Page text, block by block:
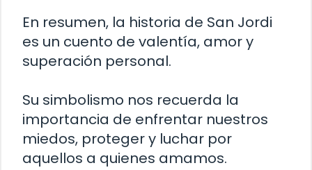
En resumen, la historia de San Jordi
es un cuento de valentía, amor y
superación personal.
Su simbolismo nos recuerda la
importancia de enfrentar nuestros
miedos, proteger y luchar por
aquellos a quienes amamos.